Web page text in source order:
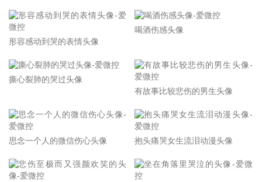
形容感动到哭的表情头像
喝酒伤感头像
撕心裂肺的哭过头像
有故事比较悲伤的男生头像
思念一个人的微信伤心头像 抱头痛哭女生流泪动漫头像